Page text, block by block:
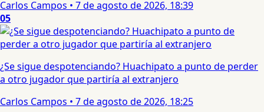
Carlos Campos • 7 de agosto de 2026, 18:39
05
¿Se sigue despotenciando? Huachipato a punto de perder
a otro jugador que partiría al extranjero
Carlos Campos • 7 de agosto de 2026, 18:25